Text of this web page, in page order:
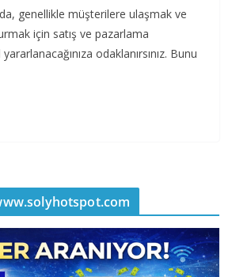
genellikle müşterilere ulaşmak ve
için satış ve pazarlama
odaklanırsınız. Bunu